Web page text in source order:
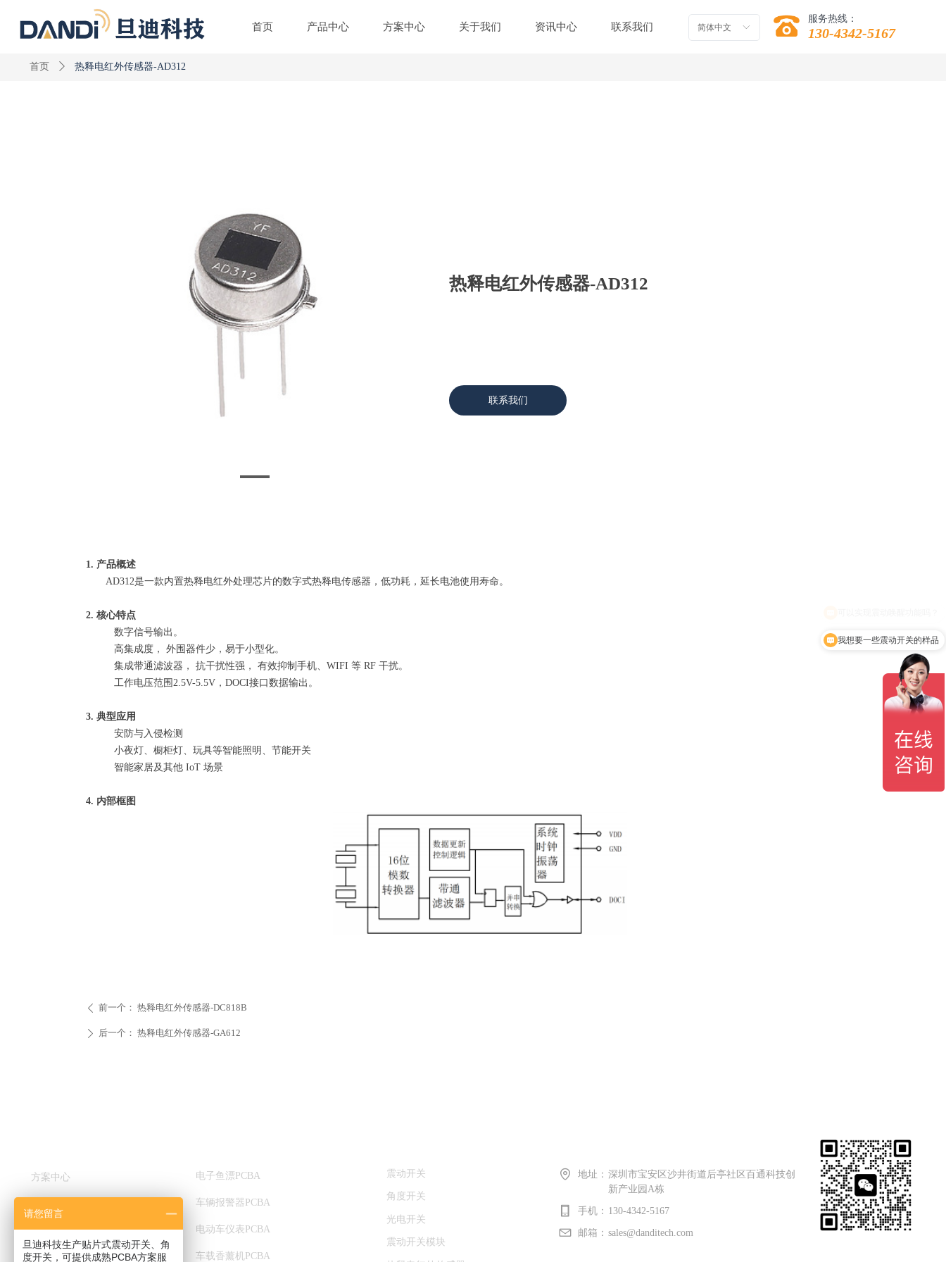
服务热线：
130-4342-5167
首页 产品中心 方案中心 关于我们 资讯中心 联系我们 ꀅ
简体中文
ꄴ 前一个： 热释电红外传感器-DC818B
ꄲ 后一个： 热释电红外传感器-GA612
热释电红外传感器-AD312
首页 ꄲ 热释电红外传感器-AD312
1. 产品概述
AD312是一款内置热释电红外处理芯片的数字式热释电传感器，低功耗，延长电池使用寿命。
2. 核心特点
数字信号输出。
高集成度， 外围器件少，易于小型化。
集成带通滤波器， 抗干扰性强， 有效抑制手机、WIFI 等 RF 干扰。
工作电压范围2.5V-5.5V，DOCI接口数据输出。
3. 典型应用
安防与入侵检测
小夜灯、橱柜灯、玩具等智能照明、节能开关
智能家居及其他 IoT 场景
4. 内部框图
联系我们
地址： 深圳市宝安区沙井街道后亭社区百通科技创
新产业园A栋
手机： 130-4342-5167
邮箱： sales@danditech.com
电子鱼漂PCBA
车辆报警器PCBA
电动车仪表PCBA
车载香薰机PCBA
震动开关
角度开关
光电开关
震动开关模块
方案中心
产品服务
关于我们
我想要一些震动开关的样品
请您留言
旦迪科技生产贴片式震动开关、角
度开关，可提供成熟PCBA方案服